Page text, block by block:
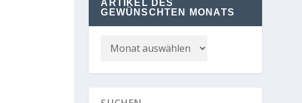
ARTIKEL DES
GEWÜNSCHTEN MONATS